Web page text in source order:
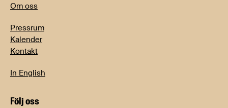
Om oss
Pressrum
Kalender
Kontakt
In English
Följ oss